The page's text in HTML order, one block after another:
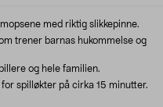
med riktig slikkepinne.
trener barnas hukommelse og
og hele familien.
spilløkter på cirka 15 minutter.